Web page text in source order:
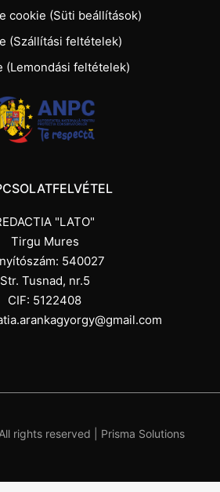
cookie (Süti beállítások)
(Szállítási feltételek)
(Lemondási feltételek)
"LATO"
Tirgu Mures
540027
Str. Tusnad, nr.5
CIF: 5122408
rights reserved | Prisma Solutions